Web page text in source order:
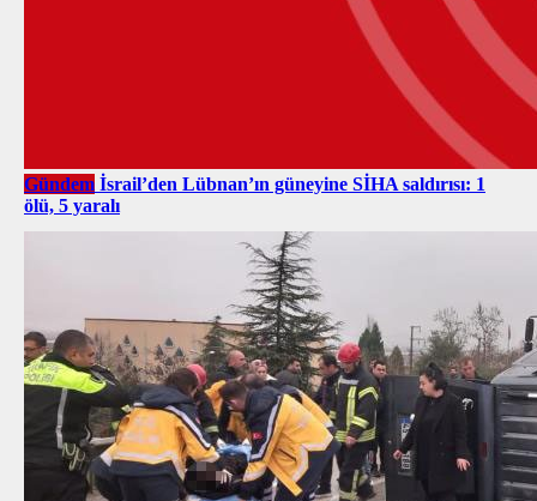
Gündem İsrail’den Lübnan’ın güneyine SİHA saldırısı: 1
ölü, 5 yaralı